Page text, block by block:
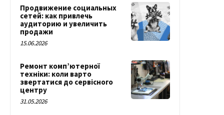
Продвижение социальных
сетей: как привлечь
аудиторию и увеличить
продажи
15.06.2026
Ремонт комп’ютерної
техніки: коли варто
звертатися до сервісного
центру
31.05.2026